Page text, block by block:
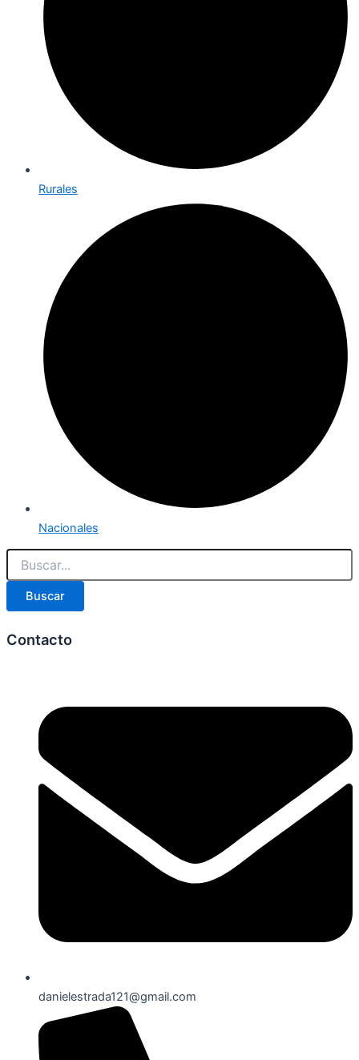
Rurales
Nacionales
Buscar
Contacto
danielestrada121@gmail.com